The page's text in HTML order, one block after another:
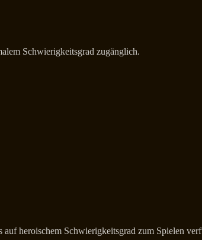
Schwierigkeitsgrad zugänglich.
heroischem Schwierigkeitsgrad zum Spielen